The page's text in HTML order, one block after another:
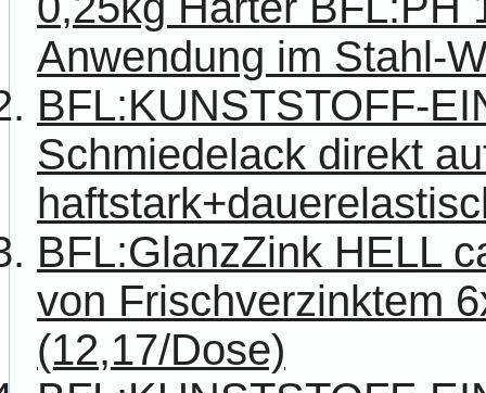
Anwendung im Stahl-
BFL:KUNSTSTOFF-
Schmiedelack direkt
BFL:GlanzZink HELL
von Frischverzinktem
(12,17/Dose)